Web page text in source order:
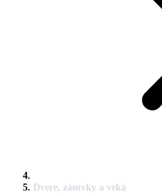
Dvere, zásuvky a veká